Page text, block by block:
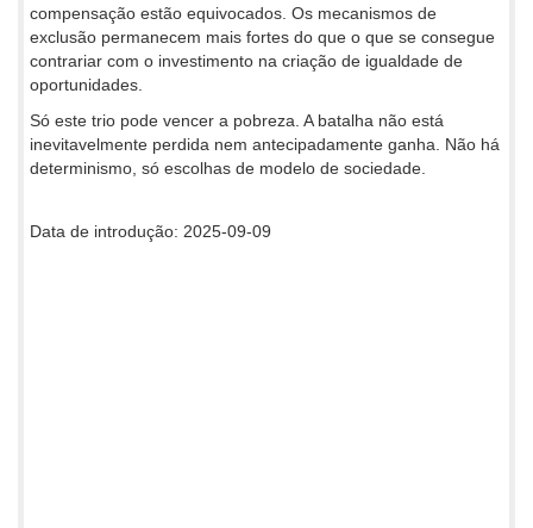
compensação estão equivocados. Os mecanismos de
exclusão permanecem mais fortes do que o que se consegue
contrariar com o investimento na criação de igualdade de
oportunidades.
Só este trio pode vencer a pobreza. A batalha não está
inevitavelmente perdida nem antecipadamente ganha. Não há
determinismo, só escolhas de modelo de sociedade.
Data de introdução: 2025-09-09